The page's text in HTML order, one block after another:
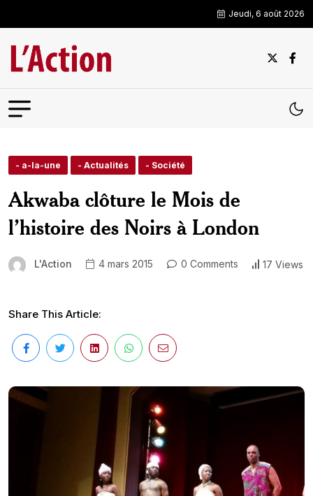
Jeudi, 6 août 2026
- a-la-une - Actualités - Société
Akwaba clôture le Mois de
l’histoire des Noirs à London
L'Action 4 mars 2015 0 Comments 17 Views
Share This Article: